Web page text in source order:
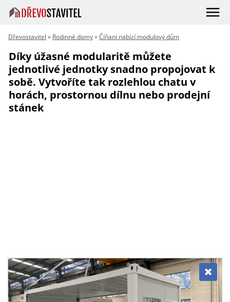
Dřevostavitel » Rodinné domy»Číňani nabízí modulový dům
Díky úžasné modularitě můžete
jednotlivé jednotky snadno propojovat k
sobě. Vytvoříte tak rozlehlou chatu v
horách, prostornou dílnu nebo prodejní
stánek